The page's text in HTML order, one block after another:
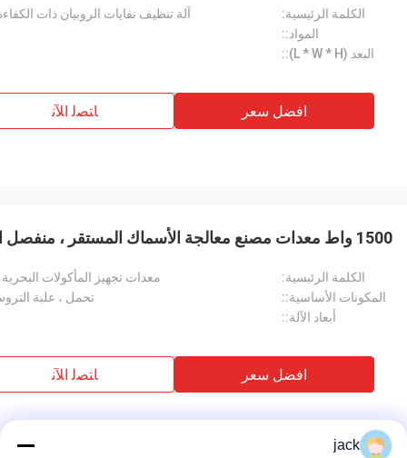
الكلمة الرئيسية:
آلة تنظيف نفايات الروبيان ذات
المواد::
البعد (L * W * H)::
افضل سعر ﺎﺘﺼﻟ ﺍﻶﻧ
1500 واط معدات مصنع معالجة الأسماك المستقر ، منفصل الشعر الصناعي الجمبري
الكلمة الرئيسية:
معدات تجهيز المأكولات
المكونات الأساسية::
تحمل ، علبة
أبعاد الآلة::
افضل سعر ﺎﺘﺼﻟ ﺍﻶﻧ
jack